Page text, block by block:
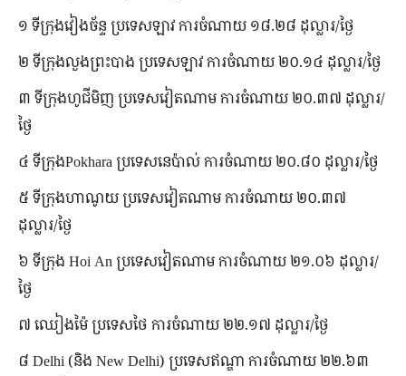
១ ទីក្រុង​វៀងច័ន្ទ ប្រទេស​ឡាវ ការ​ចំណាយ ១៨.២៨ ដុល្លារ/ថ្ងៃ
២ ទីក្រុង​លួង​ព្រះបាង ប្រទេស​ឡាវ ការ​ចំណាយ ២០.១៤ ដុល្លារ/ថ្ងៃ
៣ ទីក្រុង​ហូជីមិញ ប្រទេស​វៀតណាម ការ​ចំណាយ ២០.៣៧ ដុល្លារ/
ថ្ងៃ
៤ ទីក្រុងPokhara ប្រទេស​នេប៉ាល់ ការ​ចំណាយ ២០.៨០ ដុល្លារ/ថ្ងៃ
៥ ទីក្រុង​ហាណូយ ប្រទេស​វៀតណាម ការ​ចំណាយ ២០.៣៧
ដុល្លារ/ថ្ងៃ
៦ ទីក្រុង Hoi An ប្រទេស​វៀតណាម ការ​ចំណាយ ២១.០៦ ដុល្លារ/
ថ្ងៃ
៧ ឈៀង​ម៉ៃ ប្រទេស​ថៃ ការ​ចំណាយ ២២.១៧ ដុល្លារ/ថ្ងៃ
៨ Delhi (និង New Delhi) ប្រទេស​ឥណ្ឌា ការ​ចំណាយ ២២.៦៣